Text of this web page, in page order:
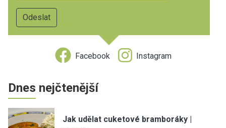
Facebook Instagram
Dnes nejčtenější
Jak udělat cuketové bramboráky |